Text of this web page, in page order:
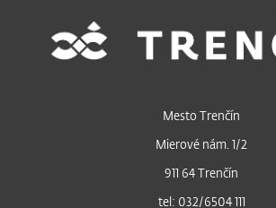
Mesto Trenčín
Mierové nám. 1/2
911 64 Trenčín
tel: 032/6504 111